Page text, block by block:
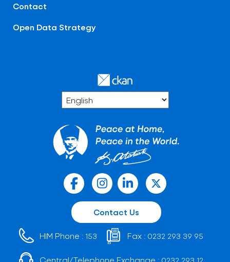
Contact
Open Data Strategy
Contact Us
HIM Phone : 153 Fax : 0232 293 39 95
Central/Telephone Exchange :